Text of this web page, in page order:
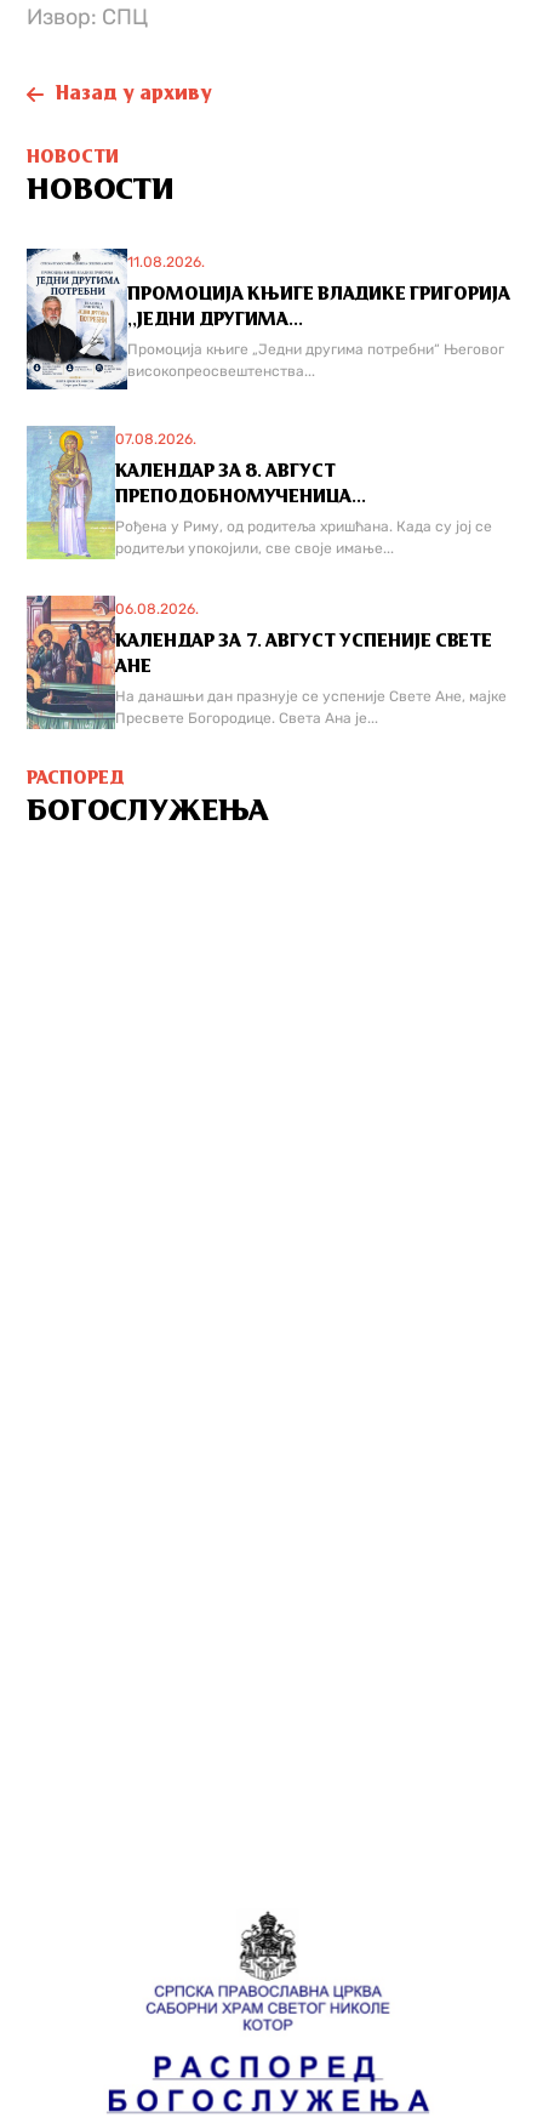
Извор: СПЦ
Назад у архиву
НОВОСТИ
НОВОСТИ
11.08.2026.
ПРОМОЦИЈА КЊИГЕ ВЛАДИКЕ ГРИГОРИЈА
,,ЈЕДНИ ДРУГИМА...
Промоција књиге „Једни другима потребни“ Његовог
високопреосвештенства...
07.08.2026.
КАЛЕНДАР ЗА 8. АВГУСТ
ПРЕПОДОБНОМУЧЕНИЦА...
Рођена у Риму, од родитеља хришћана. Када су јој се
родитељи упокојили, све своје имање...
06.08.2026.
КАЛЕНДАР ЗА 7. АВГУСТ УСПЕНИЈЕ СВЕТЕ
АНЕ
На данашњи дан празнује се успеније Свете Ане, мајке
Пресвете Богородице. Света Ана је...
РАСПОРЕД
БОГОСЛУЖЕЊА